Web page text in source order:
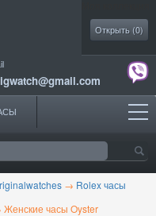
Открыть (0)
→ Rolex часы
Женские часы Oyster